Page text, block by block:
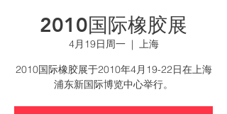
2010国际橡胶展
4月19日周一
  |
上海
2010国际橡胶展于2010年4月19-22日在上海
浦东新国际博览中心举行。